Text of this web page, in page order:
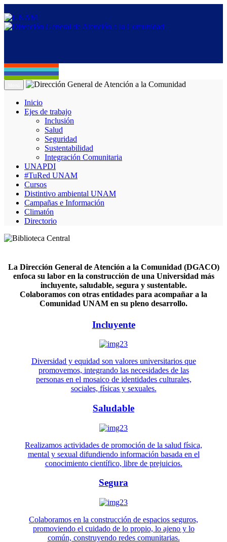
Inicio
Ejes de trabajo
Inclusión
Salud
Seguridad
Sustentabilidad
Integración Comunitaria
UNAPDI
#TuRed UNAM
Cursos
Distintivo ambiental UNAM
Campañas e Información
Climatón
Directorio
La Dirección General de Atención a la Comunidad (DGACO)
enfoca su labor en la construcción de una Universidad más
incluyente, saludable, segura y sustentable.
Colaboramos con otras entidades para acompañar a la
Comunidad UNAM en su pleno desarrollo.
Incluyente
Diversidad y equidad son valores universitarios que
promovemos, integrando las necesidades de las
personas en el mosaico de identidades culturales,
sociales, físicas y sexuales.
Saludable
Realizamos actividades de promoción de la salud física,
mental y sexual difundiendo información basada en el
conocimiento científico, libre de prejuicios.
Segura
Colaboramos en la construcción de espacios seguros,
promoviendo el cuidado de lo propio, lo ajeno y lo
común, construyendo redes comunitarias.